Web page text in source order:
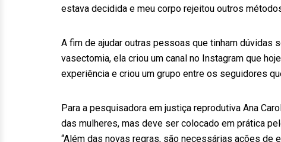
estava decidida e meu corpo rejeitou outros
A fim de ajudar outras pessoas que tinham dúvidas
vasectomia, ela criou um canal no Instagram que
experiência e criou um grupo entre os seguidores
Para a pesquisadora em justiça reprodutiva Ana
das mulheres, mas deve ser colocado em prática
“Além das novas regras, são necessárias ações de